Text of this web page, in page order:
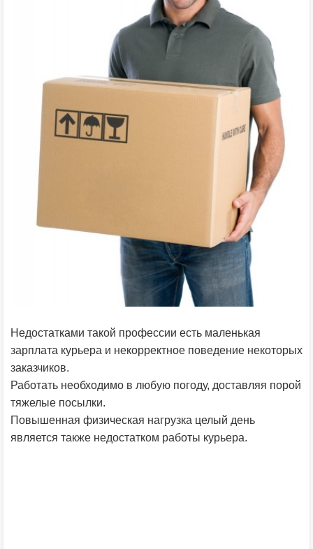
Недостатками такой профессии есть маленькая
зарплата курьера и некорректное поведение некоторых
заказчиков.
Работать необходимо в любую погоду, доставляя порой
тяжелые посылки.
Повышенная физическая нагрузка целый день
является также недостатком работы курьера.